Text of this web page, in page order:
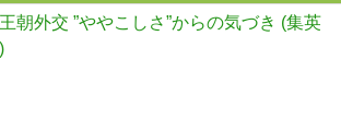
朝外交 ”ややこしさ”からの気づき (集英